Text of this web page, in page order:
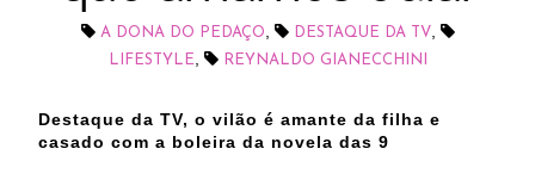
A DONA DO PEDAÇO, DESTAQUE DA TV,
LIFESTYLE, REYNALDO GIANECCHINI
Destaque da TV, o vilão é amante da filha e
casado com a boleira da novela das 9